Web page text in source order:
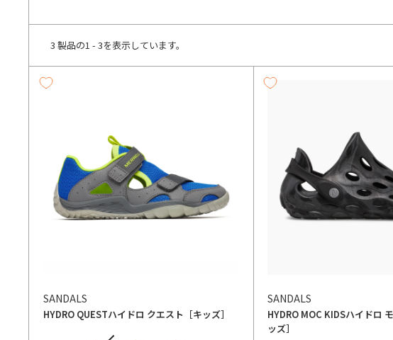
3 製品の1 - 3を表示しています。
SANDALS
HYDRO QUESTハイドロ クエスト［キッズ］
SANDALS
HYDRO MOC KIDSハイドロ
ッズ］